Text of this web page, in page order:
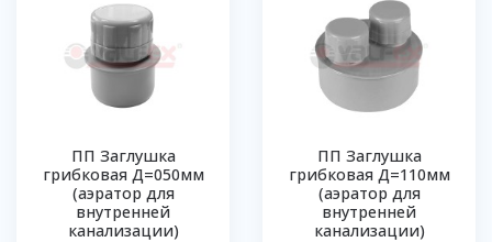
ПП Заглушка
грибковая Д=050мм
(аэратор для
внутренней
канализации)
ПП Заглушка
грибковая Д=110мм
(аэратор для
внутренней
канализации)